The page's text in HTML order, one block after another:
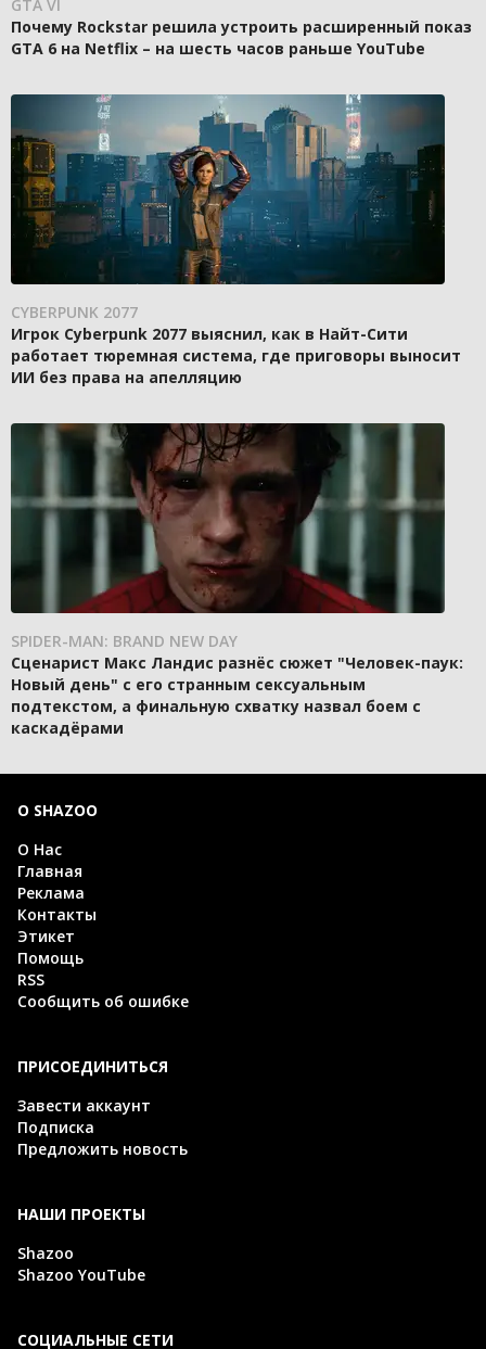
GTA VI
Почему Rockstar решила устроить расширенный показ
GTA 6 на Netflix – на шесть часов раньше YouTube
CYBERPUNK 2077
Игрок Cyberpunk 2077 выяснил, как в Найт-Сити
работает тюремная система, где приговоры выносит
ИИ без права на апелляцию
SPIDER-MAN: BRAND NEW DAY
Сценарист Макс Ландис разнёс сюжет "Человек-паук:
Новый день" с его странным сексуальным
подтекстом, а финальную схватку назвал боем с
каскадёрами
О SHAZOO
О Нас
Главная
Реклама
Контакты
Этикет
Помощь
RSS
Сообщить об ошибке
ПРИСОЕДИНИТЬСЯ
Завести аккаунт
Подписка
Предложить новость
НАШИ ПРОЕКТЫ
Shazoo
Shazoo YouTube
СОЦИАЛЬНЫЕ СЕТИ